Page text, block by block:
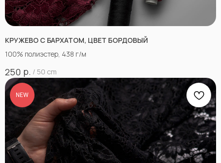
КРУЖЕВО С БАРХАТОМ, ЦВЕТ БОРДОВЫЙ
100% полиэстер, 438 г/м
250 р. / 50 cm
NEW